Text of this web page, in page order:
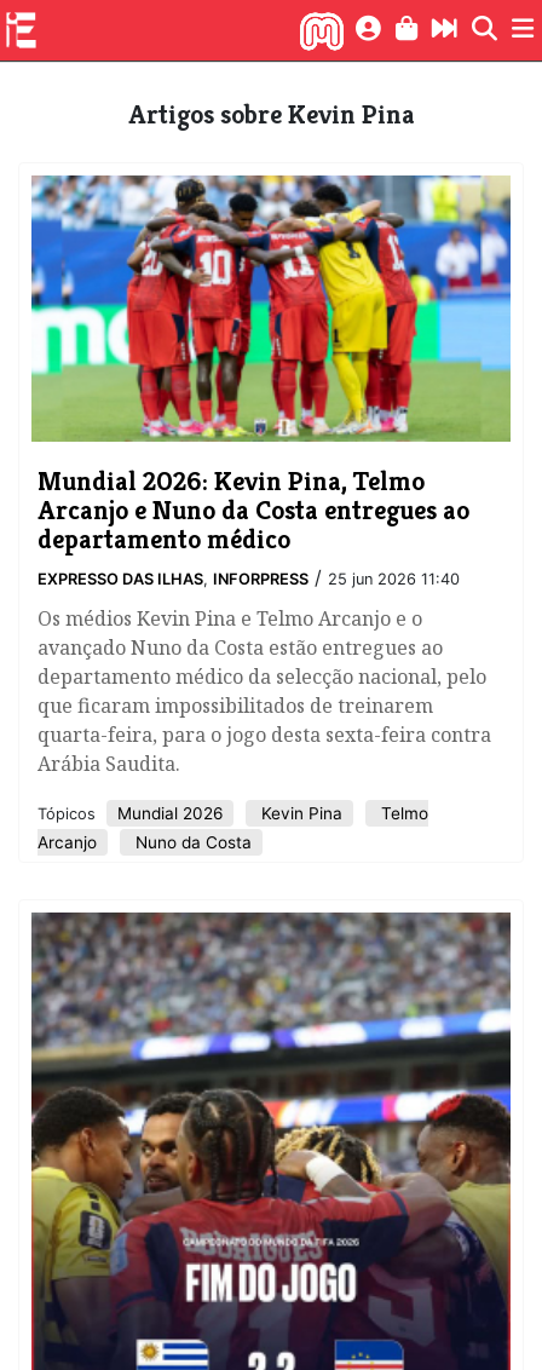
Artigos sobre Kevin Pina
Mundial 2026: Kevin Pina, Telmo
Arcanjo e Nuno da Costa entregues ao
departamento médico
EXPRESSO DAS ILHAS, INFORPRESS / 25 jun 2026 11:40
Os médios Kevin Pina e Telmo Arcanjo e o
avançado Nuno da Costa estão entregues ao
departamento médico da selecção nacional, pelo
que ficaram impossibilitados de treinarem
quarta-feira, para o jogo desta sexta-feira contra
Arábia Saudita.
Tópicos Mundial 2026 Kevin Pina
Telmo
Arcanjo
Nuno da Costa